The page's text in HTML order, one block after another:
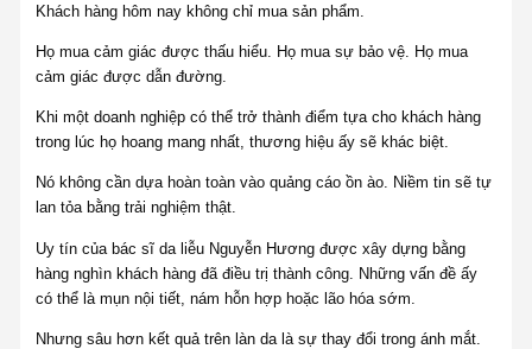
Khách hàng hôm nay không chỉ mua sản phẩm.
Họ mua cảm giác được thấu hiểu. Họ mua sự bảo vệ. Họ mua
cảm giác được dẫn đường.
Khi một doanh nghiệp có thể trở thành điểm tựa cho khách hàng
trong lúc họ hoang mang nhất, thương hiệu ấy sẽ khác biệt.
Nó không cần dựa hoàn toàn vào quảng cáo ồn ào. Niềm tin sẽ tự
lan tỏa bằng trải nghiệm thật.
Uy tín của bác sĩ da liễu Nguyễn Hương được xây dựng bằng
hàng nghìn khách hàng đã điều trị thành công. Những vấn đề ấy
có thể là mụn nội tiết, nám hỗn hợp hoặc lão hóa sớm.
Nhưng sâu hơn kết quả trên làn da là sự thay đổi trong ánh mắt.